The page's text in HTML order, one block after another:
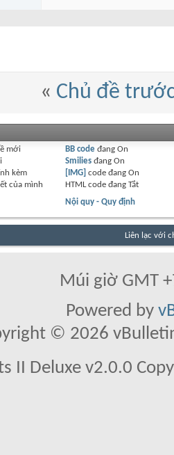
« Chủ đề
mới
kèm
của mình
BB code đang On
Smiliesđang On
[IMG] code đang On
HTML code đang Tắt
Nội quy - Quy định
Liên lạc với
Múi giờ GMT
Powered by
© 2026
II Deluxe v2.0.0